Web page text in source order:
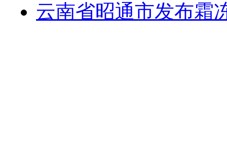
云南省昭通市发布霜